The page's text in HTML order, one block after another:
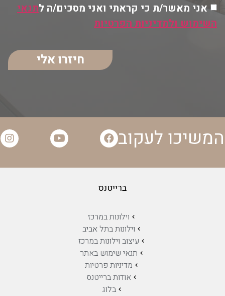
אני מאשר/ת כי קראתי ואני מסכים/ה לתנאי
השימוש ולמדיניות הפרטיות
חיזרו אלי
המשיכו לעקוב
ברייטנס
וילונות במרכז
וילונות בתל אביב
עיצוב וילונות במרכז
תנאי שימוש באתר
מדיניות פרטיות
אודות ברייטנס
בלוג